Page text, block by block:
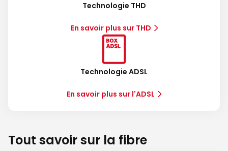
Technologie THD
En savoir plus sur THD
Technologie ADSL
En savoir plus sur l'ADSL
Tout savoir sur la fibre